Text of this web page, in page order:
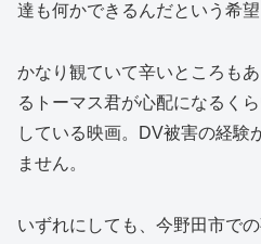
達も何かできるんだという希望
かなり観ていて辛いところも
るトーマス君が心配になるく
している映画。DV被害の経験
ません。
いずれにしても、今野田市で